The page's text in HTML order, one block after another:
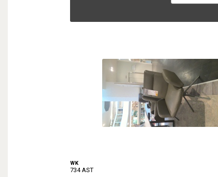
WK
734 AST